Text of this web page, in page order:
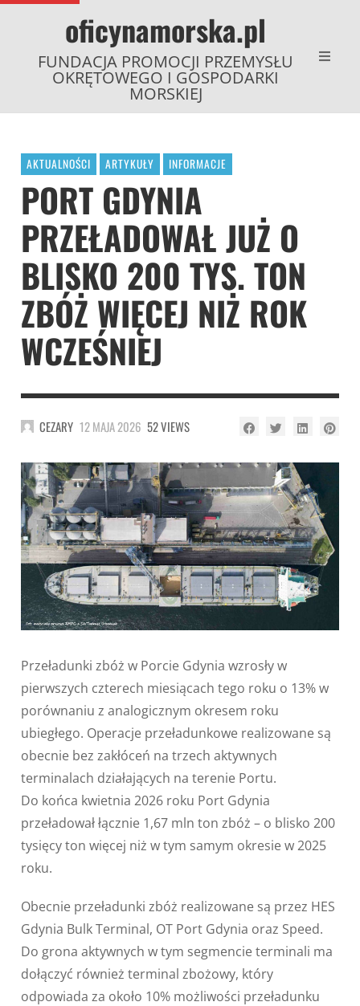
oficynamorska.pl
FUNDACJA PROMOCJI PRZEMYSŁU
OKRĘTOWEGO I GOSPODARKI
MORSKIEJ
AKTUALNOŚCI ARTYKUŁY INFORMACJE
PORT GDYNIA
PRZEŁADOWAŁ JUŻ O
BLISKO 200 TYS. TON
ZBÓŻ WIĘCEJ NIŻ ROK
WCZEŚNIEJ
CEZARY 12 MAJA 2026 52 VIEWS
Przeładunki zbóż w Porcie Gdynia wzrosły w
pierwszych czterech miesiącach tego roku o 13% w
porównaniu z analogicznym okresem roku
ubiegłego. Operacje przeładunkowe realizowane są
obecnie bez zakłóceń na trzech aktywnych
terminalach działających na terenie Portu.
Do końca kwietnia 2026 roku Port Gdynia
przeładował łącznie 1,67 mln ton zbóż – o blisko 200
tysięcy ton więcej niż w tym samym okresie w 2025
roku.
Obecnie przeładunki zbóż realizowane są przez HES
Gdynia Bulk Terminal, OT Port Gdynia oraz Speed.
Do grona aktywnych w tym segmencie terminali ma
dołączyć również terminal zbożowy, który
odpowiada za około 10% możliwości przeładunku